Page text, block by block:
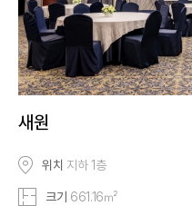
새원
위치 지하 1층
크기 661.16㎡